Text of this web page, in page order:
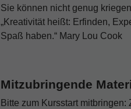
Sie können nicht genug
„Kreativität heißt: Erfinden,
Spaß haben.“ Mary Lou Cook
Mitzubringende
Bitte zum Kursstart